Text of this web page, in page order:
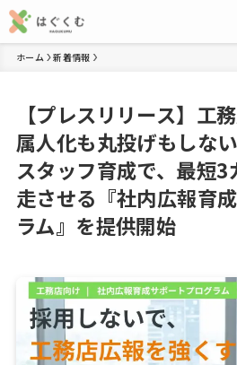
ホーム 新着情報
【プレスリリース】工
属人化も丸投げもしな
スタッフ育成で、最短3
走させる『社内広報育
ラム』を提供開始